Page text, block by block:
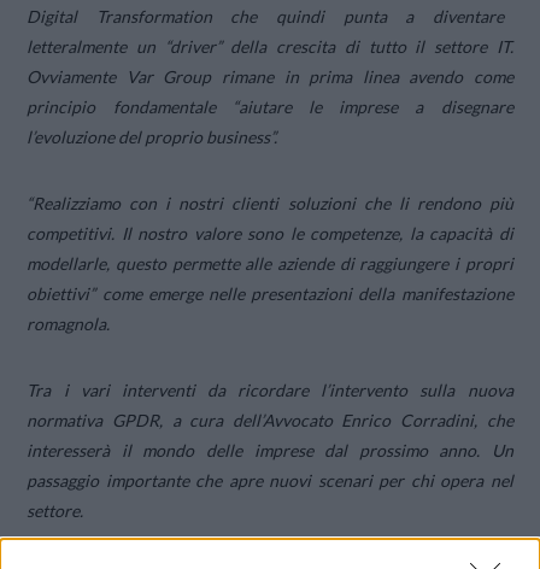
Digital Transformationche quindi punta a diventare
letteralmente un “driver” della crescita di tutto il settore IT.
Ovviamente Var Group rimane in prima linea avendo come
principio fondamentale “aiutare le imprese a disegnare
l’evoluzione del proprio business”.
“Realizziamo con i nostri clienti soluzioni che li rendono più
competitivi. Il nostro valore sono le competenze, la capacità di
modellarle, questo permette alle aziende di raggiungere i propri
obiettivi” come emerge nelle presentazioni della manifestazione
romagnola.
Tra i vari interventi da ricordare l’intervento sulla nuova
normativa GPDR, a cura dell’Avvocato Enrico Corradini, che
interesserà il mondo delle imprese dal prossimo anno. Un
passaggio importante che apre nuovi scenari per chi opera nel
settore.